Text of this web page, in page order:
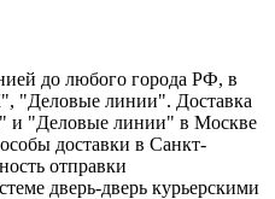
до любого города РФ, в
"Деловые линии". Доставка
и "Деловые линии" в Москве
доставки в Санкт-
отправки
дверь-дверь курьерскими